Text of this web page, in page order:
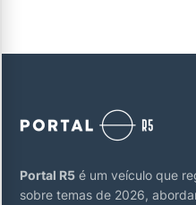
Portal R5 é um veículo que
sobre temas de 2026,